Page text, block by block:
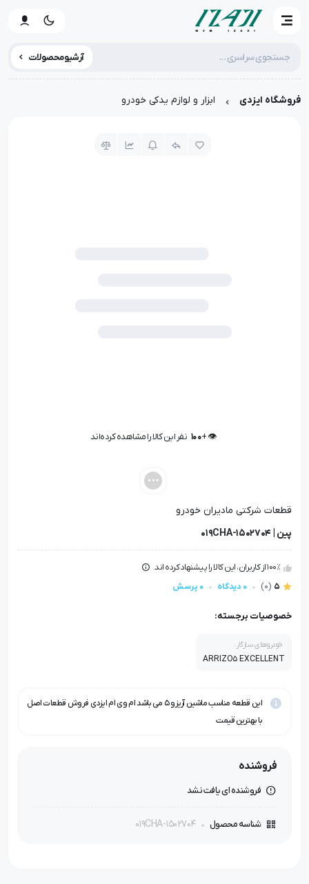
آرشیو محصولات
فروشگاه ایزدی ابزار و لوازم یدکی خودرو
👁️ +
100 نفر این کالا را مشاهده کرده‌اند
قطعات شرکتی مادیران خودرو
پین | 019CHA-1502704
100٪ از کاربران، این کالا را پیشنهاد کرده اند.
5
(0) 0 دیدگاه 0 پرسش
خصوصیات برجسته:
خودروهای سازگار:
ARRIZO5 EXCELLENT
این قطعه مناسب ماشین آریزو ۵ می باشد ام وی ام ایزدی فروش قطعات اصل
با بهترین قیمت
فروشنده
فروشنده ای یافت نشد
شناسه محصول 019CHA-1502704